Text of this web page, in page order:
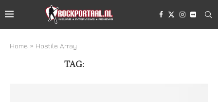
Home » Hostile Array
TAG: